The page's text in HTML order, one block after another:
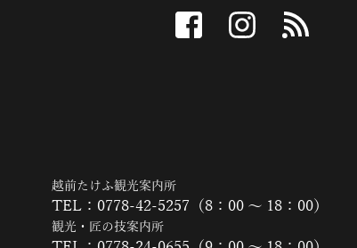
facebook instagram
越前たけふ観光案内所
TEL：0778-42-5257（8：00 ～ 18：00）
観光・匠の技案内所